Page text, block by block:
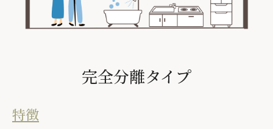
完全分離タイプ
特徴